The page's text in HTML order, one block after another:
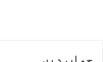
جواب دیں